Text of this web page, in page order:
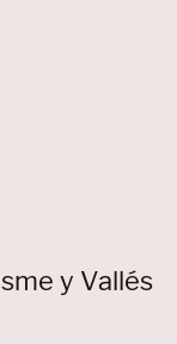
y Vallés